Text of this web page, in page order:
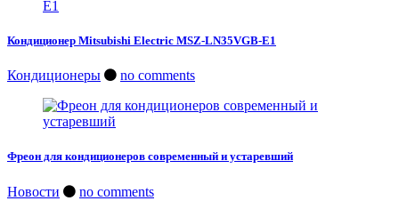
Кондиционер Mitsubishi Electric MSZ-LN35VGB-E1
Кондиционеры no comments
Фреон для кондиционеров современный и устаревший
Новости no comments